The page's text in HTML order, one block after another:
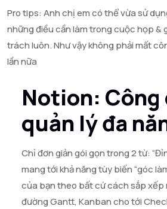
Pro tips: Anh chị em có thể vừa sử
những điều cần làm trong cuộc họp &
trách luôn. Như vậy không phải mất
lần nữa
Notion: Công
quản lý đa
Chỉ đơn giản gói gọn trong 2 từ:
mang tới khả năng tùy biến “góc
của bạn theo bất cứ cách sắp xếp
đường Gantt, Kanban cho tới